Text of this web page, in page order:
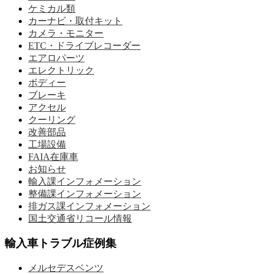
ケミカル類
カーナビ・取付キット
カメラ・モニター
ETC・ドライブレコーダー
エアロパーツ
エレクトリック
ボディー
ブレーキ
アクセル
クーリング
改善部品
工場設備
FAIA在庫車
お知らせ
輸入課インフォメーション
整備課インフォメーション
排ガス課インフォメーション
国土交通省リコール情報
輸入車トラブル症例集
メルセデスベンツ